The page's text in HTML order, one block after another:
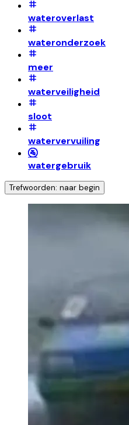
wateroverlast
wateronderzoek
meer
waterveiligheid
sloot
watervervuiling
🚰
watergebruik
Trefwoorden: naar begin